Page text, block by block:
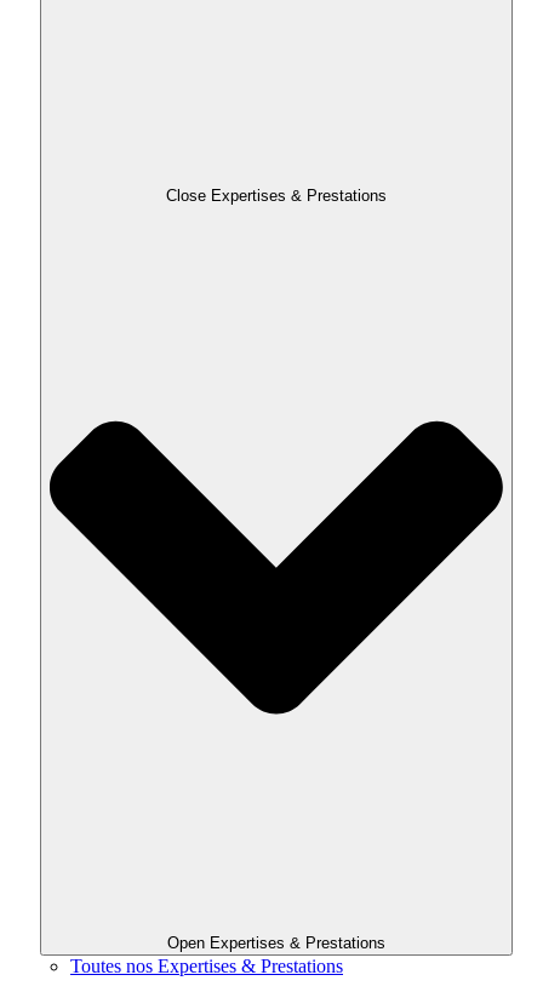
Close Expertises & Prestations
Open Expertises & Prestations
Toutes nos Expertises & Prestations